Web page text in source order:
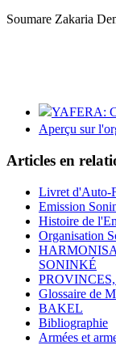
Soumare Zakaria
YAFERA:
Aperçu sur
Articles en
Livret d'Auto-
Emission
Histoire de
Organisation
SONINKÉ
Glossaire de
BAKEL
Bibliographie
Armées et